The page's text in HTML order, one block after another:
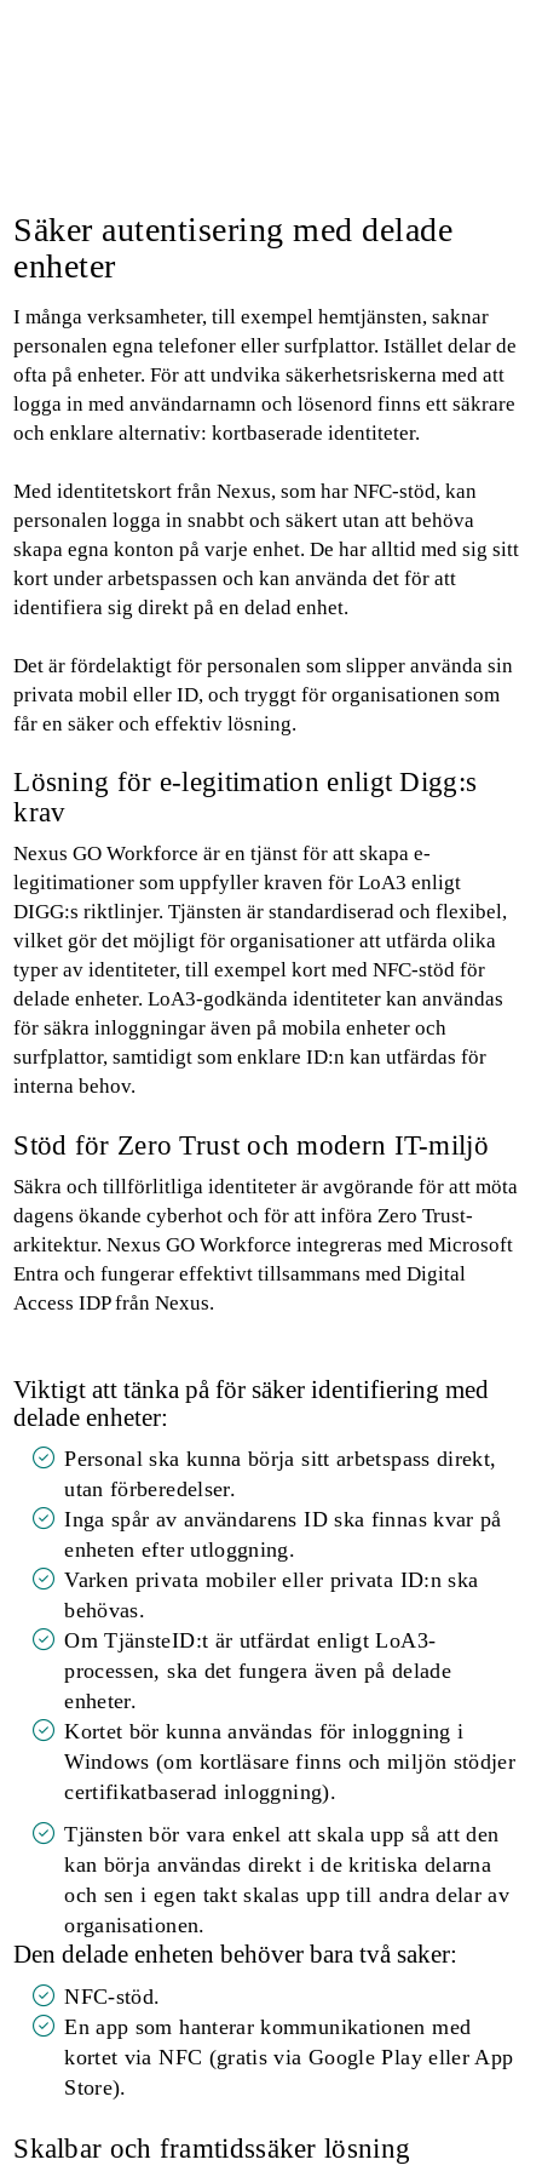
Säker autentisering med delade
enheter
I många verksamheter, till exempel hemtjänsten, saknar
personalen egna telefoner eller surfplattor. Istället delar de
ofta på enheter. För att undvika säkerhetsriskerna med att
logga in med användarnamn och lösenord finns ett säkrare
och enklare alternativ: kortbaserade identiteter.
Med identitetskort från Nexus, som har NFC-stöd, kan
personalen logga in snabbt och säkert utan att behöva
skapa egna konton på varje enhet. De har alltid med sig sitt
kort under arbetspassen och kan använda det för att
identifiera sig direkt på en delad enhet.
Det är fördelaktigt för personalen som slipper använda sin
privata mobil eller ID, och tryggt för organisationen som
får en säker och effektiv lösning.
Lösning för e-legitimation enligt Digg:s
krav
Nexus GO Workforce är en tjänst för att skapa e-
legitimationer som uppfyller kraven för LoA3 enligt
DIGG:s riktlinjer. Tjänsten är standardiserad och flexibel,
vilket gör det möjligt för organisationer att utfärda olika
typer av identiteter, till exempel kort med NFC-stöd för
delade enheter. LoA3-godkända identiteter kan användas
för säkra inloggningar även på mobila enheter och
surfplattor, samtidigt som enklare ID:n kan utfärdas för
interna behov.
Stöd för Zero Trust och modern IT-miljö
Säkra och tillförlitliga identiteter är avgörande för att möta
dagens ökande cyberhot och för att införa Zero Trust-
arkitektur. Nexus GO Workforce integreras med Microsoft
Entra och fungerar effektivt tillsammans med Digital
Access IDP från Nexus.
Viktigt att tänka på för säker identifiering med
delade enheter:
Personal ska kunna börja sitt arbetspass direkt,
utan förberedelser.
Inga spår av användarens ID ska finnas kvar på
enheten efter utloggning.
Varken privata mobiler eller privata ID:n ska
behövas.
Om TjänsteID:t är utfärdat enligt LoA3-
processen, ska det fungera även på delade
enheter.
Kortet bör kunna användas för inloggning i
Windows (om kortläsare finns och miljön stödjer
certifikatbaserad inloggning).
Tjänsten bör vara enkel att skala upp så att den
kan börja användas direkt i de kritiska delarna
och sen i egen takt skalas upp till andra delar av
organisationen.
Den delade enheten behöver bara två saker:
NFC-stöd.
En app som hanterar kommunikationen med
kortet via NFC (gratis via Google Play eller App
Store).
Skalbar och framtidssäker lösning